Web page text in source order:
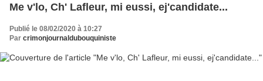
Me v'lo, Ch' Lafleur, mi eussi, ej'candidate...
Publié le 08/02/2020 à 10:27
Par crimonjournaldubouquiniste